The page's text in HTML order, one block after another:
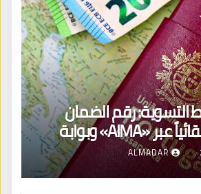
التسوية: رقم الضمان
الاجتماعي تلقائياً عبر «AIMA» وبوابة
ALMADAR